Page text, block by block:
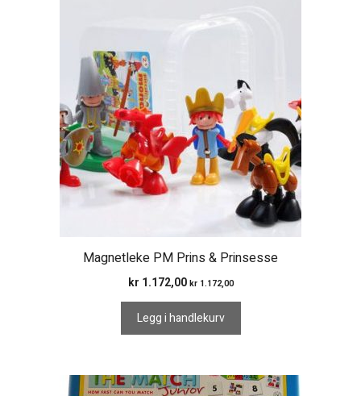
Magnetleke PM Prins & Prinsesse
kr 1.172,00 kr1.172,00
Legg i handlekurv